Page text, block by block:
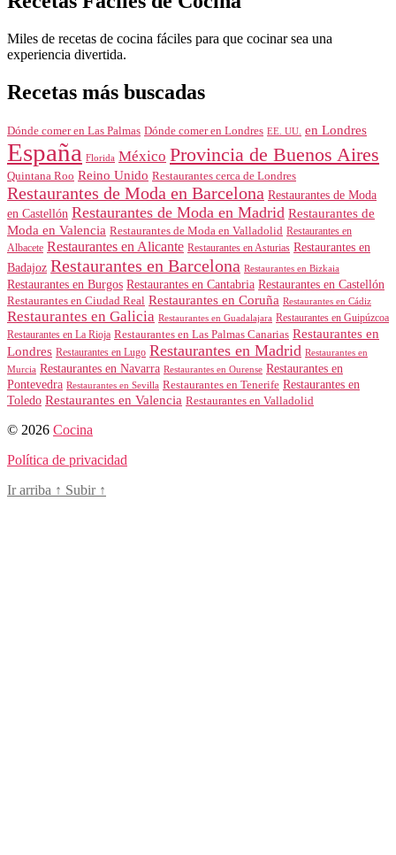
Miles de recetas de cocina fáciles para que cocinar sea una
experiencia divertida.
Recetas más buscadas
Dónde comer en Las Palmas Dónde comer en Londres EE. UU. en Londres
España Florida México Provincia de Buenos Aires
Quintana Roo Reino Unido Restaurantes cerca de Londres
Restaurantes de Moda en Barcelona Restaurantes de Moda
en Castellón Restaurantes de Moda en Madrid Restaurantes de
Moda en Valencia Restaurantes de Moda en Valladolid Restaurantes en
Albacete Restaurantes en Alicante Restaurantes en Asturias Restaurantes en
Badajoz Restaurantes en Barcelona Restaurantes en Bizkaia
Restaurantes en Burgos Restaurantes en Cantabria Restaurantes en Castellón
Restaurantes en Ciudad Real Restaurantes en Coruña Restaurantes en Cádiz
Restaurantes en Galicia Restaurantes en Guadalajara Restaurantes en Guipúzcoa
Restaurantes en La Rioja Restaurantes en Las Palmas Canarias Restaurantes en
Londres Restaurantes en Lugo Restaurantes en Madrid Restaurantes en
Murcia Restaurantes en Navarra Restaurantes en Ourense Restaurantes en
Pontevedra Restaurantes en Sevilla Restaurantes en Tenerife Restaurantes en
Toledo Restaurantes en Valencia Restaurantes en Valladolid
© 2026 Cocina
Política de privacidad
Ir arriba ↑ Subir ↑